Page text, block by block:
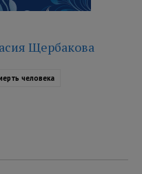
Щербакова
человека